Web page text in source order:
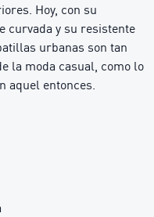
Hoy, con su
curvada y su resistente
urbanas son tan
la moda casual, como lo
aquel entonces.